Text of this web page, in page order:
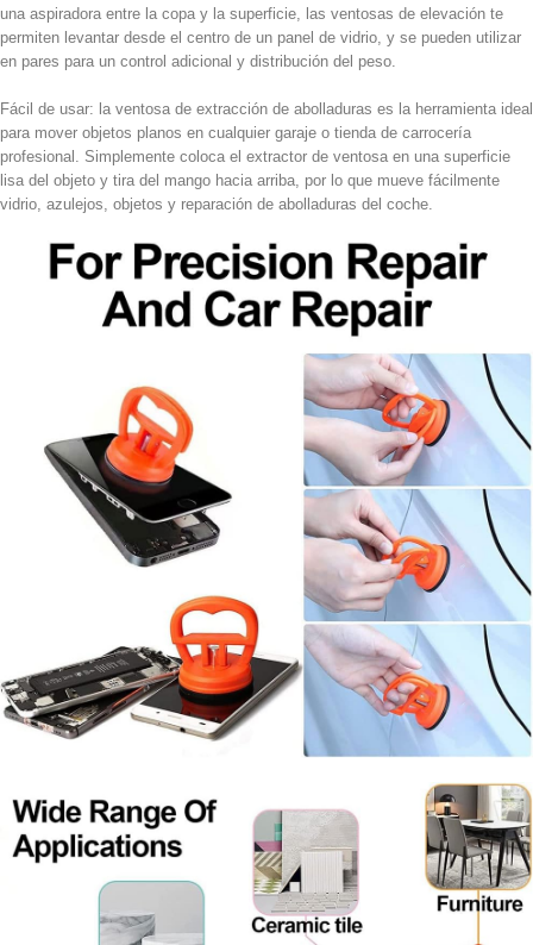
una aspiradora entre la copa y la superficie, las ventosas de elevación te
permiten levantar desde el centro de un panel de vidrio, y se pueden utilizar
en pares para un control adicional y distribución del peso.
Fácil de usar: la ventosa de extracción de abolladuras es la herramienta ideal
para mover objetos planos en cualquier garaje o tienda de carrocería
profesional. Simplemente coloca el extractor de ventosa en una superficie
lisa del objeto y tira del mango hacia arriba, por lo que mueve fácilmente
vidrio, azulejos, objetos y reparación de abolladuras del coche.